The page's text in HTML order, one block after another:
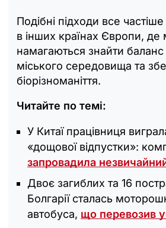
Подібні підходи все
в інших країнах Європи, де
намагаються знайти
міського середовища та
біорізноманіття.
Читайте по темі:
У Китаї працівниця
«дощової відпустки»:
запровадила
Двоє загиблих та 16
Болгарії сталась
автобуса, що перевозив